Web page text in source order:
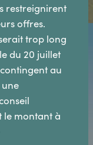
restreignirent
offres.
trop long
du 20 juillet
au
le montant à